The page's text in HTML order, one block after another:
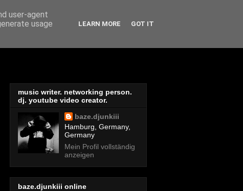
music writer. networking person.
dj. youtube video creator.
baze.djunkiii
Hamburg, Germany,
Germany
Mein Profil vollständig
anzeigen
baze.djunkiii online
user-agent
usage
LEARN MORE GOT IT